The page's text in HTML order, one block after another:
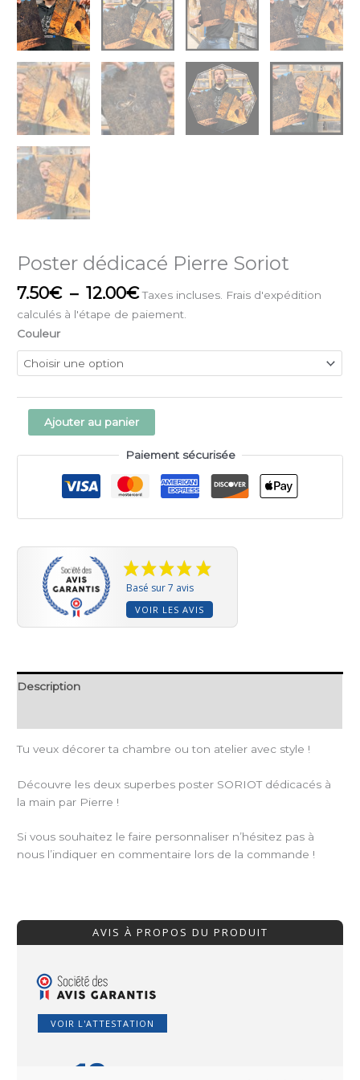
Poster dédicacé Pierre Soriot
7.50€ – 12.00€ Taxes incluses. Frais d'expédition
calculés à l'étape de paiement.
Couleur
Ajouter au panier
Paiement sécurisée
Basé sur 7 avis
VOIR LES AVIS
Description
Tu veux décorer ta chambre ou ton atelier avec style !
Découvre les deux superbes poster SORIOT dédicacés à
la main par Pierre !
Si vous souhaitez le faire personnaliser n’hésitez pas à
nous l’indiquer en commentaire lors de la commande !
AVIS À PROPOS DU PRODUIT
VOIR L'ATTESTATION